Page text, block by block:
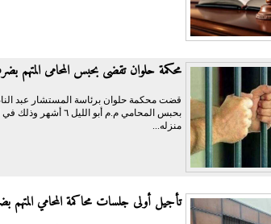
محكمة حلوان تقضى بحبس المحامى المتهم بضرب
قضت محكمة حلوان برئاسة المستشار عبد
بحبس المحامي م.م
منزله...
تأجيل أولى جلسات محاكمة المحامي المتهم بضرب